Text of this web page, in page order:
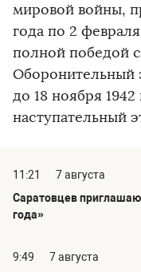
мировой войны,
года по 2
полной победой
Оборонительный
до 18 ноября 1942
наступательный
11:21
7 августа
Саратовцев
года»
9:49
7 августа